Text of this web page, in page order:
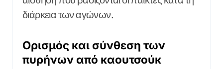
διάρκεια των αγώνων.
Ορισμός και σύνθεση των
πυρήνων από καουτσούκ